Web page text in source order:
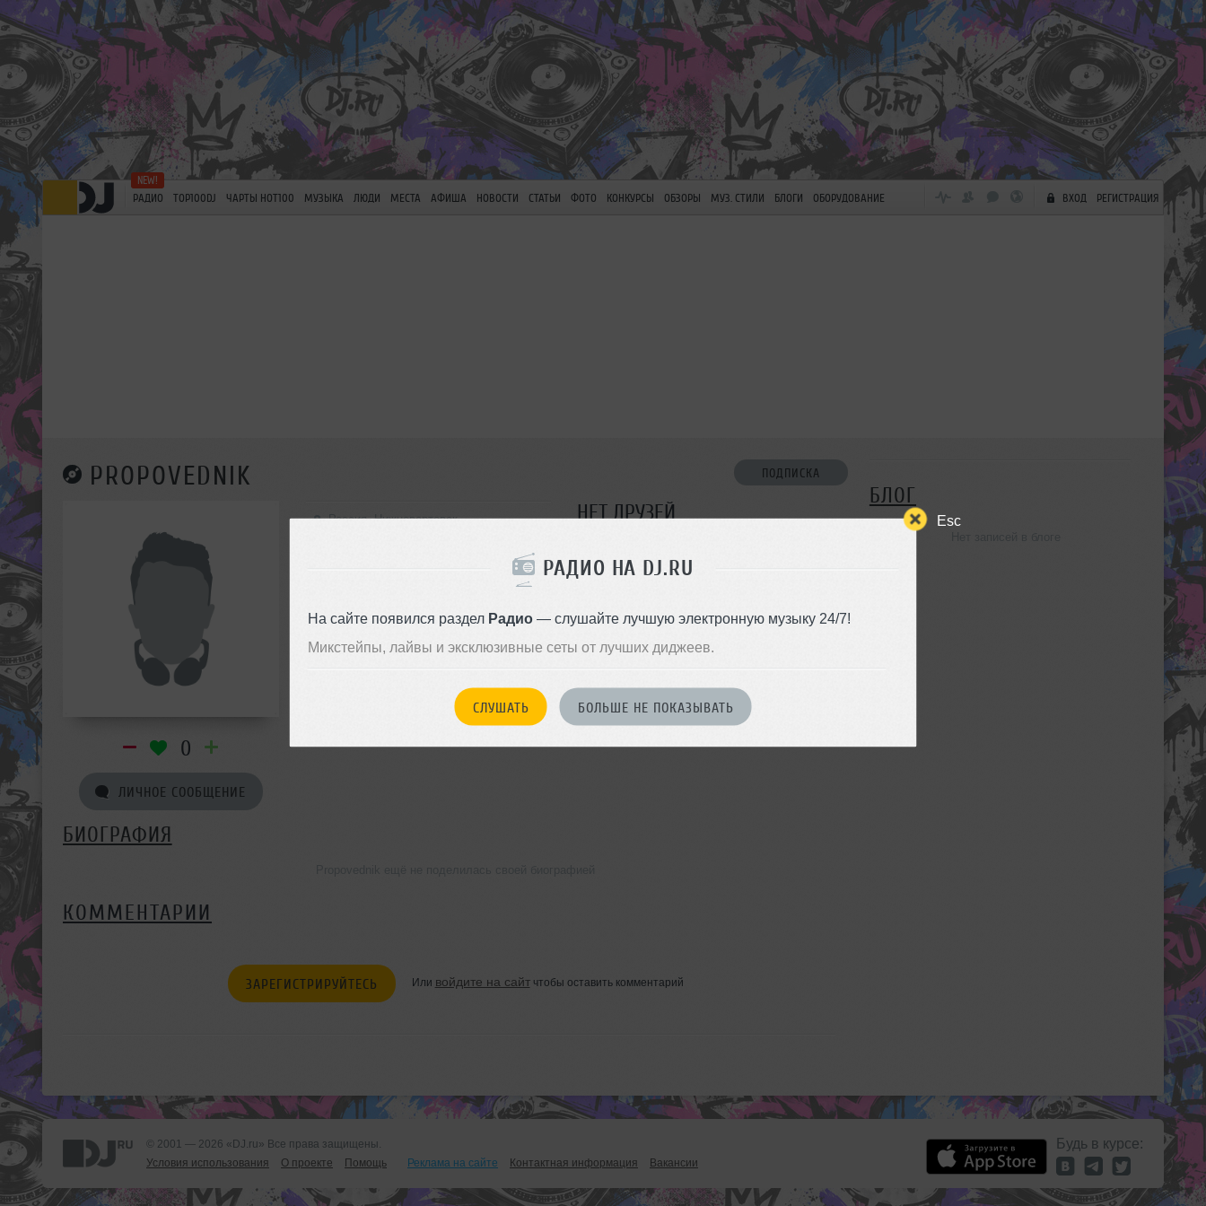
Esc
РАДИО НА DJ.RU
На сайте появился раздел Радио— слушайте лучшую электронную музыку 24/7!
Микстейпы, лайвы и эксклюзивные сеты от лучших диджеев.
СЛУШАТЬ БОЛЬШЕ НЕ ПОКАЗЫВАТЬ
РАДИО TOP100DJ ЧАРТЫ HOT100 МУЗЫКА ЛЮДИ МЕСТА АФИША НОВОСТИ СТАТЬИ ФОТО КОНКУРСЫ ОБЗОРЫ МУЗ. СТИЛИ БЛОГИ ОБОРУДОВАНИЕ ВХОД РЕГИСТРАЦИЯ
PROPOVEDNIK ПОДПИСКА
0
ЛИЧНОЕ СООБЩЕНИЕ
Россия, Нижневартовск НЕТ ДРУЗЕЙ
БИОГРАФИЯ
КОММЕНТАРИИ
ЗАРЕГИСТРИРУЙТЕСЬ Или войдите на сайтчтобы оставить комментарий
БЛОГ
© 2001 — 2026 «DJ.ru» Все права защищены.
Условия использования
О проекте Помощь Реклама на сайте Контактная информация Вакансии
Будь в курсе: